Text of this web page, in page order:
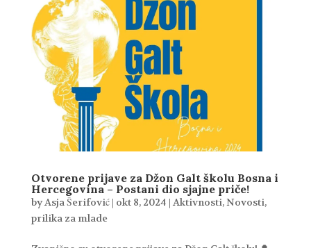
Otvorene prijave za Džon Galt školu Bosna i
Hercegovina – Postani dio sjajne priče!
byAsja Šerifović| okt 8, 2024 | Aktivnosti,Novosti,
prilika za mlade